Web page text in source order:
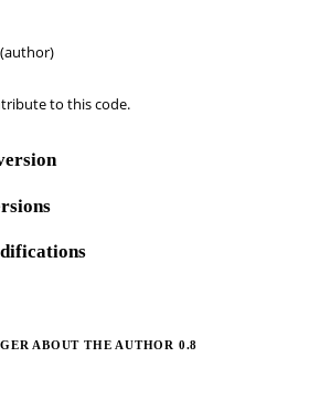
to this code.
ABOUT THE AUTHOR 0.8